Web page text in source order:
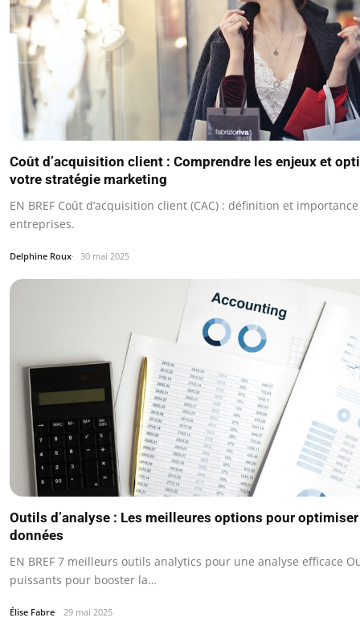
Coût d’acquisition client : Comprendre les enjeux et
votre stratégie marketing
EN BREF Coût d’acquisition client (CAC) : définition et
entreprises.
Delphine Roux 30 mai 2025
Outils d’analyse : Les meilleures options pour
données
EN BREF 7 meilleurs outils analytics pour une analyse efficace
puissants pour booster la…
Élise Fabre 29 mai 2025